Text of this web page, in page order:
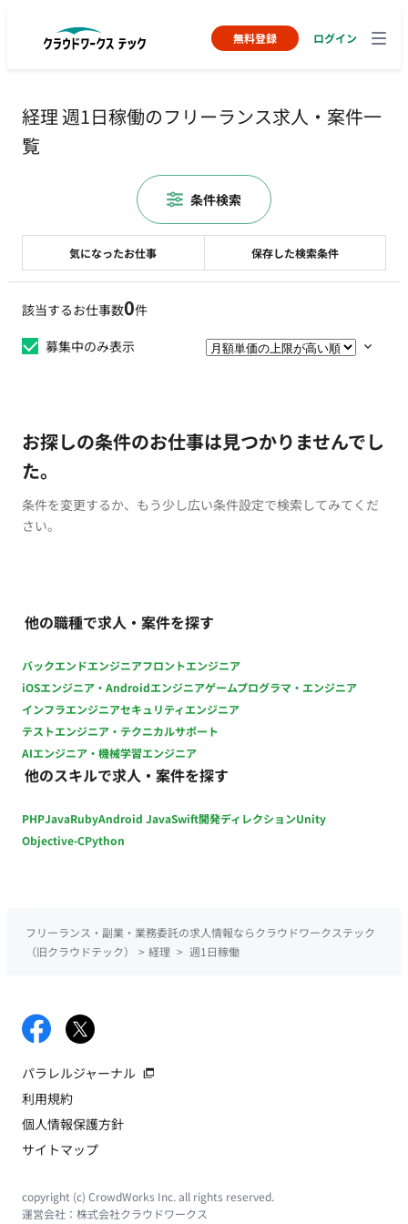
無料登録 ログイン
経理 週1日稼働のフリーランス求人・案件一
覧
該当するお仕事数0件
募集中のみ表示
お探しの条件のお仕事は見つかりませんでし
た。
条件を変更するか、もう少し広い条件設定で検索してみてくだ
さい。
他の職種で求人・案件を探す
バックエンドエンジニアフロントエンジニア
iOSエンジニア・Androidエンジニアゲームプログラマ・エンジニア
インフラエンジニアセキュリティエンジニア
テストエンジニア・テクニカルサポート
AIエンジニア・機械学習エンジニア
他のスキルで求人・案件を探す
PHPJavaRubyAndroid JavaSwift開発ディレクションUnity
Objective-CPython
気になったお仕事 保存した検索条件
条件検索
フリーランス・副業・業務委託の求人情報ならクラウドワークステック
（旧クラウドテック）
> 経理 > 週1日稼働
パラレルジャーナル
利用規約
個人情報保護方針
サイトマップ
copyright (c) CrowdWorks Inc. all rights reserved.
運営会社： 株式会社クラウドワークス